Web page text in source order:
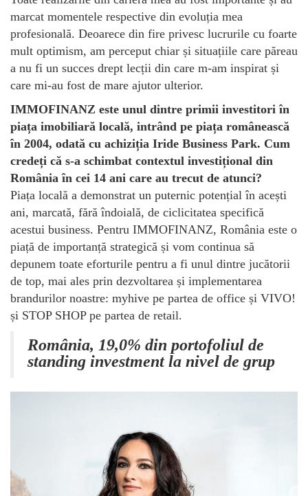
marcat momentele respective din evoluția mea
profesională. Deoarece din fire privesc lucrurile cu foarte
mult optimism, am perceput chiar și situațiile care păreau
a nu fi un succes drept lecții din care m-am inspirat și
care mi-au fost de mare ajutor ulterior.
IMMOFINANZ este unul dintre primii investitori în
piața imobiliară locală, intrând pe piața românească
în 2004, odată cu achiziția Iride Business Park. Cum
credeți că s-a schimbat contextul investițional din
România în cei 14 ani care au trecut de atunci?
Piața locală a demonstrat un puternic potențial în acești
ani, marcată, fără îndoială, de ciclicitatea specifică
acestui business. Pentru IMMOFINANZ, România este o
piață de importanță strategică și vom continua să
depunem toate eforturile pentru a fi unul dintre jucătorii
de top, mai ales prin dezvoltarea și implementarea
brandurilor noastre: myhive pe partea de office și VIVO!
și STOP SHOP pe partea de retail.
România, 19,0% din portofoliul de
standing investment la nivel de grup